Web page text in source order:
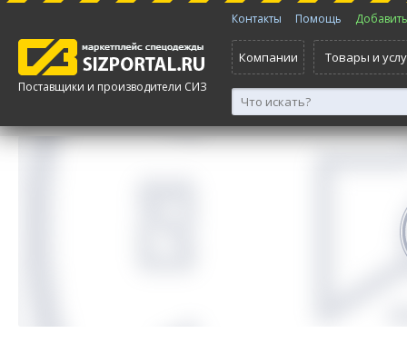
Поставщики и производители СИЗ
Контакты Помощь
Компании Товары и